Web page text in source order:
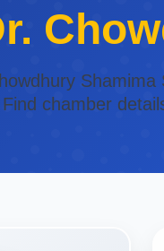
chamber